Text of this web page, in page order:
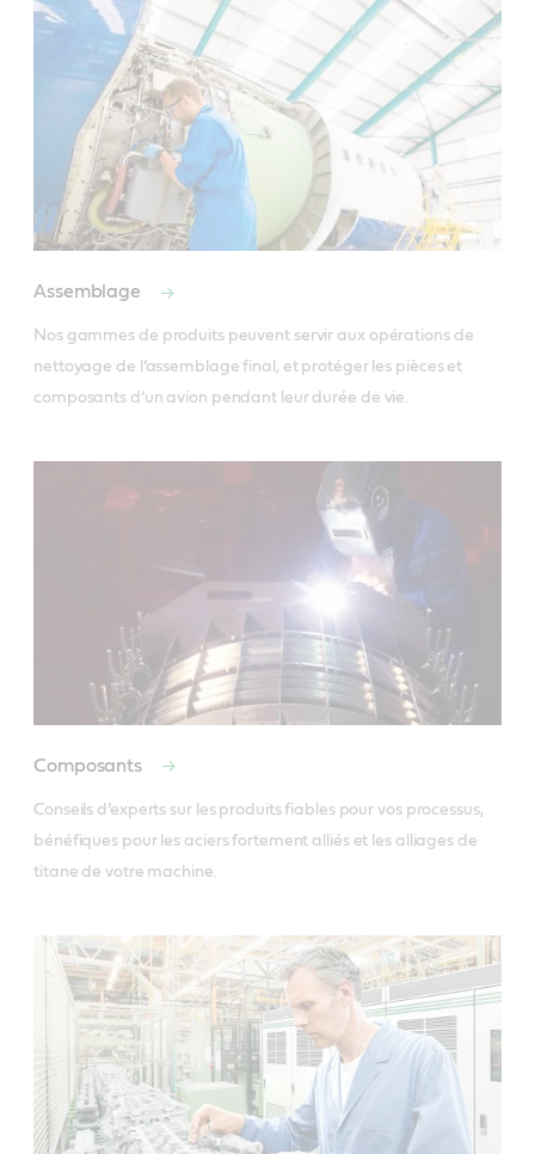
Assemblage
Nos gammes de produits peuvent servir aux opérations de
nettoyage de l’assemblage final, et protéger les pièces et
composants d’un avion pendant leur durée de vie.
Composants
Conseils d’experts sur les produits fiables pour vos processus,
bénéfiques pour les aciers fortement alliés et les alliages de
titane de votre machine.